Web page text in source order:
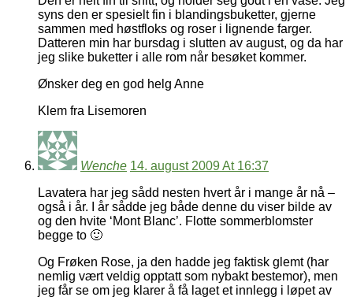
syns den er spesielt fin i blandingsbuketter, gjerne
sammen med høstfloks og roser i lignende farger.
Datteren min har bursdag i slutten av august, og da har
jeg slike buketter i alle rom når besøket kommer.
Ønsker deg en god helg Anne
Klem fra Lisemoren
Wenche 14. august 2009 At 16:37
Lavatera har jeg sådd nesten hvert år i mange år nå –
også i år. I år sådde jeg både denne du viser bilde av
og den hvite ‘Mont Blanc’. Flotte sommerblomster
begge to 🙂
Og Frøken Rose, ja den hadde jeg faktisk glemt (har
nemlig vært veldig opptatt som nybakt bestemor), men
jeg får se om jeg klarer å få laget et innlegg i løpet av